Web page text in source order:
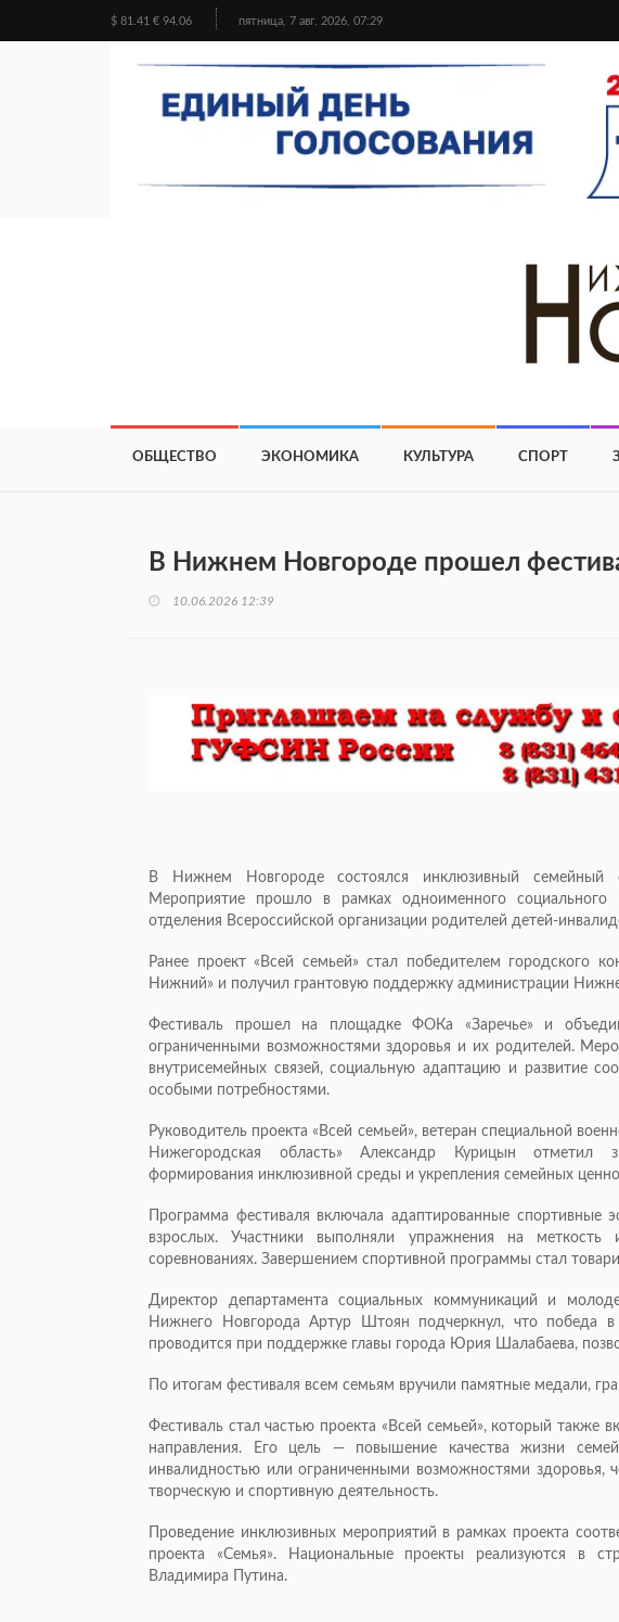
$ 81.41 € 94.06 пятница, 7 авг. 2026, 07:29
ОБЩЕСТВО ЭКОНОМИКА КУЛЬТУРА СПОРТ
В Нижнем Новгороде прошел
10.06.2026 12:39
В Нижнем Новгороде состоялся инклюзивный семейный
Мероприятие прошло в рамках одноименного социального
отделения Всероссийской организации родителей детей-
Ранее проект «Всей семьей» стал победителем городского
Нижний» и получил грантовую поддержку администрации
Фестиваль прошел на площадке ФОКа «Заречье» и
ограниченными возможностями здоровья и их родителей.
внутрисемейных связей, социальную адаптацию и развитие
особыми потребностями.
Руководитель проекта «Всей семьей», ветеран специальной
Нижегородская область» Александр Курицын отметил
формирования инклюзивной среды и укрепления семейных
Программа фестиваля включала адаптированные
взрослых. Участники выполняли упражнения на
соревнованиях. Завершением спортивной программы стал
Директор департамента социальных коммуникаций и
Нижнего Новгорода Артур Штоян подчеркнул, что победа
проводится при поддержке главы города Юрия Шалабаева,
По итогам фестиваля всем семьям вручили памятные медали,
Фестиваль стал частью проекта «Всей семьей», который также
направления. Его цель — повышение качества жизни
инвалидностью или ограниченными возможностями здоровья,
творческую и спортивную деятельность.
Проведение инклюзивных мероприятий в рамках проекта
проекта «Семья». Национальные проекты реализуются в
Владимира Путина.